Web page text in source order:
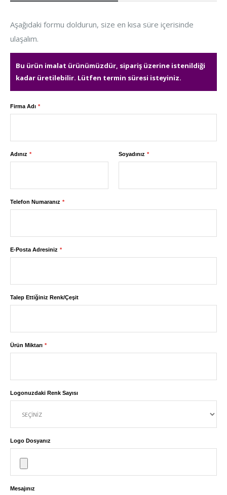
Aşağıdaki formu doldurun, size en kısa süre içerisinde
ulaşalım.
Bu ürün imalat ürünümüzdür, sipariş üzerine istenildiği
kadar üretilebilir. Lütfen termin süresi isteyiniz.
Firma Adı
Adınız Soyadınız
Telefon Numaranız
E-Posta Adresiniz
Talep Ettiğiniz Renk/Çeşit
Ürün Miktarı
Logonuzdaki Renk Sayısı
Logo Dosyanız
Mesajınız